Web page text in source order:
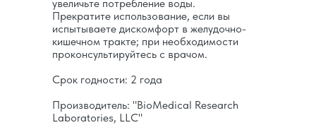
увеличьте потребление воды.
Прекратите использование, если вы
испытываете дискомфорт в желудочно-
кишечном тракте; при необходимости
проконсультируйтесь с врачом.
Срок годности: 2 года
Производитель: "BioMedical Research
Laboratories, LLC"